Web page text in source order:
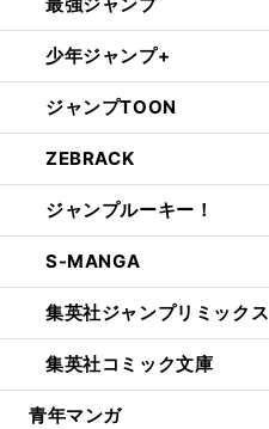
少年ジャンプ+
ジャンプTOON
ZEBRACK
ジャンプルーキー！
S-MANGA
集英社ジャンプリミックス
集英社コミック文庫
青年マンガ